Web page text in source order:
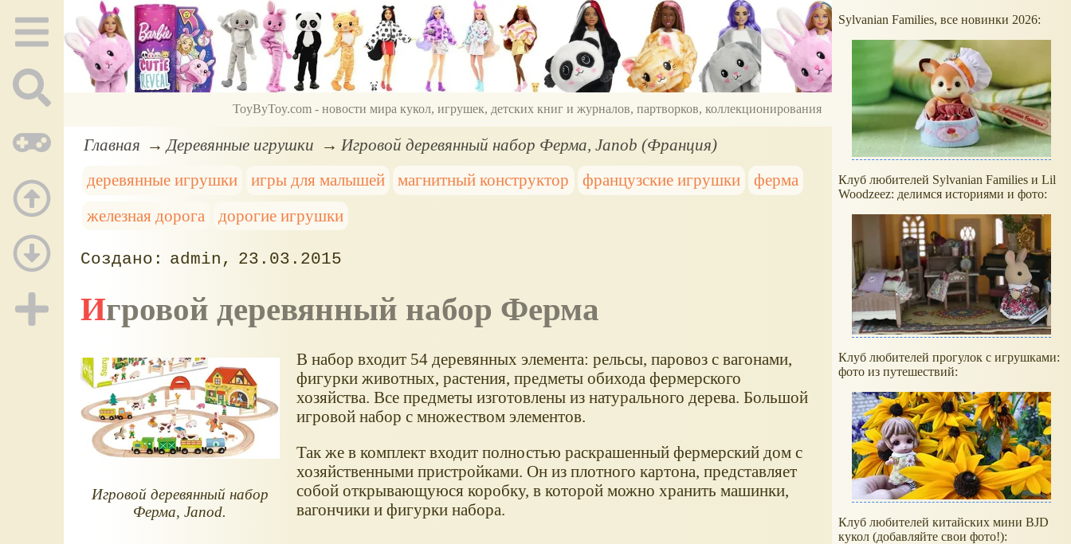
ToyByToy.com - новости мира кукол, игрушек, детских книг и журналов, партворков, коллекционирования
Главная Деревянные игрушки
Игровой деревянный набор Ферма, Janob (Франция)
деревянные игрушки
игры для малышей магнитный конструктор французские игрушки
ферма
железная дорога
дорогие игрушки
admin 23.03.2015
Игровой деревянный набор Ферма
Игровой деревянный набор
Ферма, Janod.
В набор входит 54 деревянных элемента: рельсы, паровоз с вагонами,
фигурки животных, растения, предметы обихода фермерского
хозяйства. Все предметы изготовлены из натурального дерева. Большой
игровой набор с множеством элементов.
Так же в комплект входит полностью раскрашенный фермерский дом с
хозяйственными пристройками. Он из плотного картона, представляет
собой открывающуюся коробку, в которой можно хранить машинки,
вагончики и фигурки набора.
Sylvanian Families, все новинки 2026:
Клуб любителей Sylvanian Families и Lil
Woodzeez: делимся историями и фото:
Клуб любителей прогулок с игрушками:
фото из путешествий:
Клуб любителей китайских мини BJD
кукол (добавляйте свои фото!):